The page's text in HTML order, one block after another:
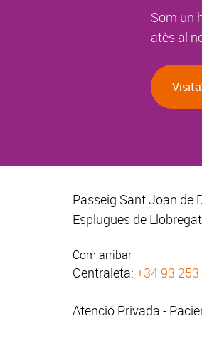
Som un
atès al
Passeig Sant Joan de
Esplugues de
Com arribar
Centraleta: +34 93
Atenció Privada -